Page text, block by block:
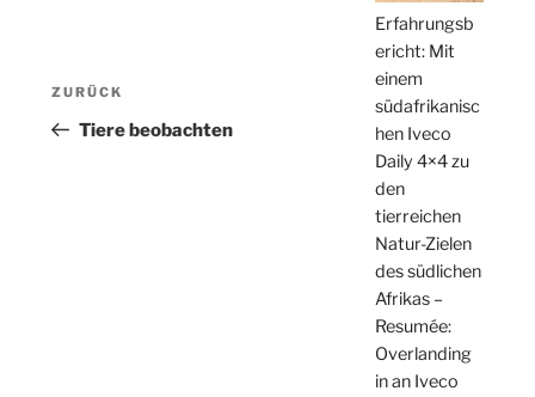
Beitragsnavigation
Vorheriger
Beitrag
ZURÜCK
Tiere beobachten
Erfahrungsb
ericht: Mit
einem
südafrikanisc
hen Iveco
Daily 4×4 zu
den
tierreichen
Natur-Zielen
des südlichen
Afrikas –
Resumée:
Overlanding
in an Iveco